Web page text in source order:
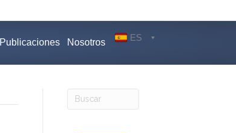
Publicaciones Nosotros ES